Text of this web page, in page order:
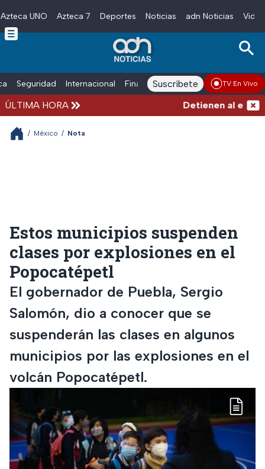
Skip to main content
Azteca UNO Azteca 7 Deportes Noticias adn Noticias
Seguridad Internacional Finanzas adn Noticias Radio
Suscríbete TV En Vivo
ÚLTIMA HORA Detienen al
/ México / Nota
Estos municipios suspenden
clases por explosiones en el
Popocatépetl
El gobernador de Puebla, Sergio
Salomón, dio a conocer que se
suspenderán las clases en algunos
municipios por las explosiones en el
volcán Popocatépetl.